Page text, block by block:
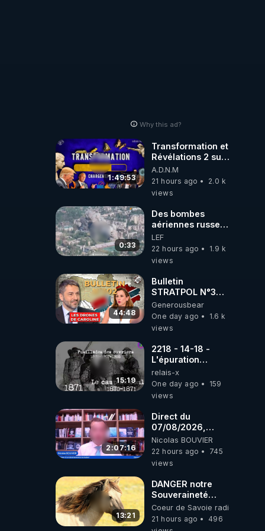
Why this ad?
1:49:53
Transformation et
Révélations 2 sur
2 - live du
07/08/26
A.D.N.M
21 hours ago
2.0 k
views
0:33
Des bombes
aériennes russes
anéantissent les
centres de
contrôle de
brigades
ukrainienne
LEF
22 hours ago
1.9 k
views
44:48
Bulletin
STRATPOL N°302.
Armée des
drones, MS-21 en
série, missiles
07.08.2026.
Generousbear
One day ago
1.6 k
views
15:19
2218 - 14-18 -
L'épuration
républicaine
organisée par les
frères de la
relais-x
One day ago
159
views
2:07:16
Direct du
07/08/2026,
présenté par
Nicolas BOUVIER
Nicolas BOUVIER
22 hours ago
745
views
13:21
DANGER notre
Souveraineté
Alimentaire est
attaqué...
Coeur de Savoie radioweb TV
21 hours ago
496